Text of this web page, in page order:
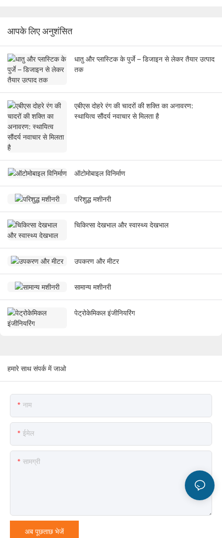
आपके लिए अनुशंसित
धातु और प्लास्टिक के पुर्जे – डिजाइन से लेकर तैयार उत्पाद
तक
एबीएस दोहरे रंग की चादरों की शक्ति का अनावरण:
स्थायित्व सौंदर्य नवाचार से मिलता है
ऑटोमोबाइल विनिर्माण
परिशुद्ध मशीनरी
चिकित्सा देखभाल और स्वास्थ्य देखभाल
उपकरण और मीटर
सामान्य मशीनरी
पेट्रोकेमिकल इंजीनियरिंग
हमारे साथ संपर्क में जाओ
नाम
ईमेल
सामग्री
अब पूछताछ भेजें